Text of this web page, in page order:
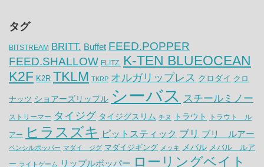
タグ
BITSTREAM BRITT. Buffet FEED.POPPER
FEED.SHALLOW FLITZ. K-TEN BLUEOCEAN
K2F K2R TKLM TKRP オルガリップレス クロダイ クロ
ナッツ ショアーズリップル シーバス スチールミノー
ストリーマー タイジグ タイジグスリム チヌ トラウト トラウト ル
アー ヒラスズキ ピットスティック ブリ ブリ ルアー
ペンシルポッパー マダイ ジグ マダイジギング メッキ メバル メバル ルア
ー ライトゲーム リップルポッパー ローリングベイト